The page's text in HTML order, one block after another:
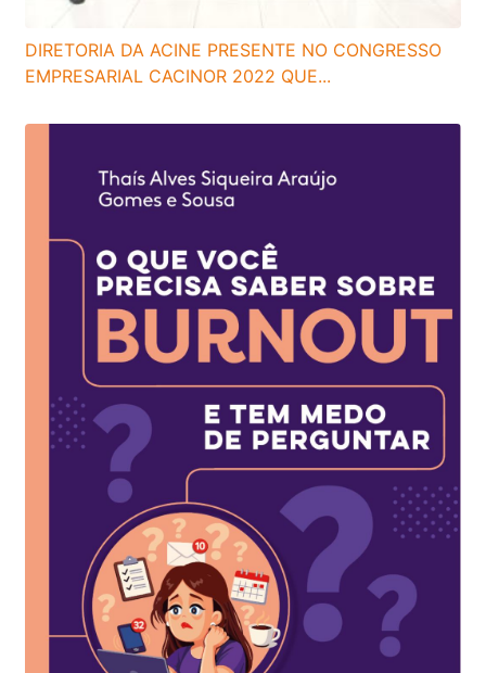
DIRETORIA DA ACINE PRESENTE NO CONGRESSO
EMPRESARIAL CACINOR 2022 QUE...